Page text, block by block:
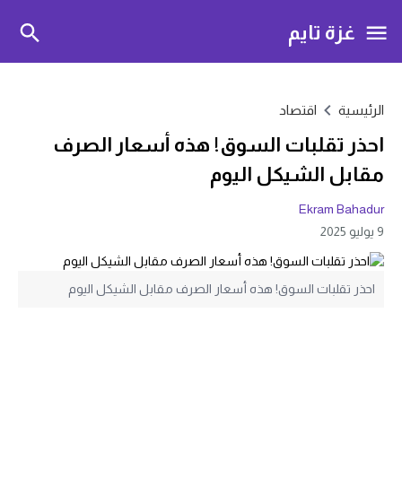
غزة تايم
الرئيسية اقتصاد
احذر تقلبات السوق! هذه أسعار الصرف
مقابل الشيكل اليوم
Ekram Bahadur
9 يوليو 2025
احذر تقلبات السوق! هذه أسعار الصرف مقابل الشيكل اليوم